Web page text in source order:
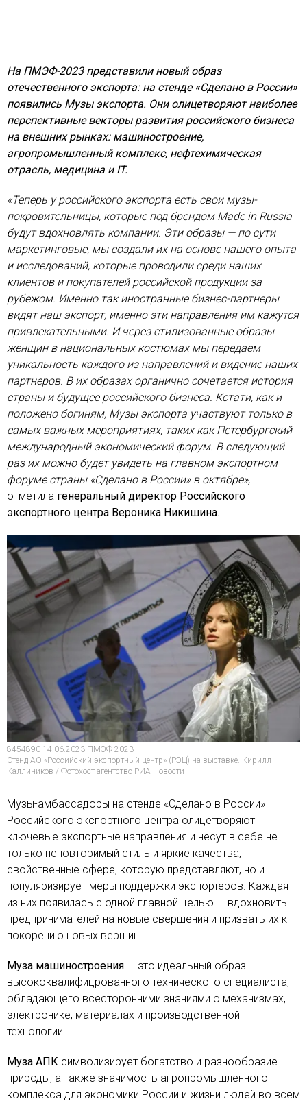
На ПМЭФ-2023 представили новый образ
отечественного экспорта: на стенде «Сделано в России»
появились Музы экспорта. Они олицетворяют наиболее
перспективные векторы развития российского бизнеса
на внешних рынках: машиностроение,
агропромышленный комплекс, нефтехимическая
отрасль, медицина и IT.
«Теперь у российского экспорта есть свои музы-
покровительницы, которые под брендом Made in Russia
будут вдохновлять компании. Эти образы — по сути
маркетинговые, мы создали их на основе нашего опыта
и исследований, которые проводили среди наших
клиентов и покупателей российской продукции за
рубежом. Именно так иностранные бизнес-партнеры
видят наш экспорт, именно эти направления им кажутся
привлекательными. И через стилизованные образы
женщин в национальных костюмах мы передаем
уникальность каждого из направлений и видение наших
партнеров. В их образах органично сочетается история
страны и будущее российского бизнеса. Кстати, как и
положено богиням, Музы экспорта участвуют только в
самых важных мероприятиях, таких как Петербургский
международный экономический форум. В следующий
раз их можно будет увидеть на главном экспортном
форуме страны «Сделано в России» в октябре», —
отметила генеральный директор Российского
экспортного центра Вероника Никишина.
8454890 14.06.2023 ПМЭФ-2023
Стенд АО «Российский экспортный центр» (РЭЦ) на выставке. Кирилл
Каллиников / Фотохост-агентство РИА Новости
Музы-амбассадоры на стенде «Сделано в России»
Российского экспортного центра олицетворяют
ключевые экспортные направления и несут в себе не
только неповторимый стиль и яркие качества,
свойственные сфере, которую представляют, но и
популяризирует меры поддержки экспортеров. Каждая
из них появилась с одной главной целью — вдохновить
предпринимателей на новые свершения и призвать их к
покорению новых вершин.
Муза машиностроения — это идеальный образ
высококвалифицрованного технического специалиста,
обладающего всесторонними знаниями о механизмах,
электронике, материалах и производственной
технологии.
Муза АПК символизирует богатство и разнообразие
природы, а также значимость агропромышленного
комплекса для экономики России и жизни людей во всем